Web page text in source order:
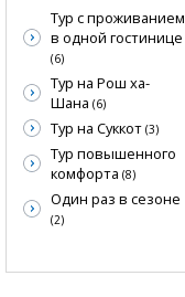
Тур с проживанием
в одной гостинице
(6)
Тур на Рош ха-
Шана (6)
Тур на Суккот (3)
Тур повышенного
комфорта (8)
Один раз в сезоне
(2)